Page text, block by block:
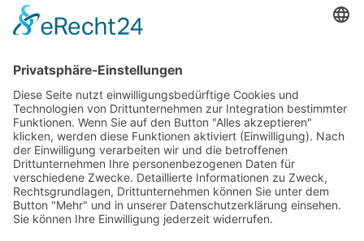
Mo – Do: 8:00 – 14:00 Uhr
Termine außerhalb unserer Geschäftszeiten nur
nach Absprache.
Folgt uns auf facebook